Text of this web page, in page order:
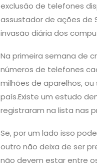
exclusão de telefones
assustador de ações de
invasão diária dos
Na primeira semana de
números de telefones
milhões de aparelhos,
país.Existe um estudo
registraram na lista nas
Se, por um lado isso
outro não deixa de ser
não devem estar entre